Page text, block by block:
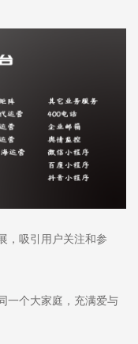
，吸引用户关注和参
一个大家庭，充满爱与